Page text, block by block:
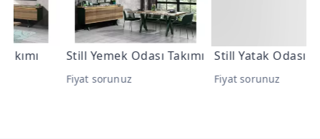
Still Yemek Odası Takımı
Fiyat sorunuz
Still Yatak Odası Takımı
Fiyat sorunuz